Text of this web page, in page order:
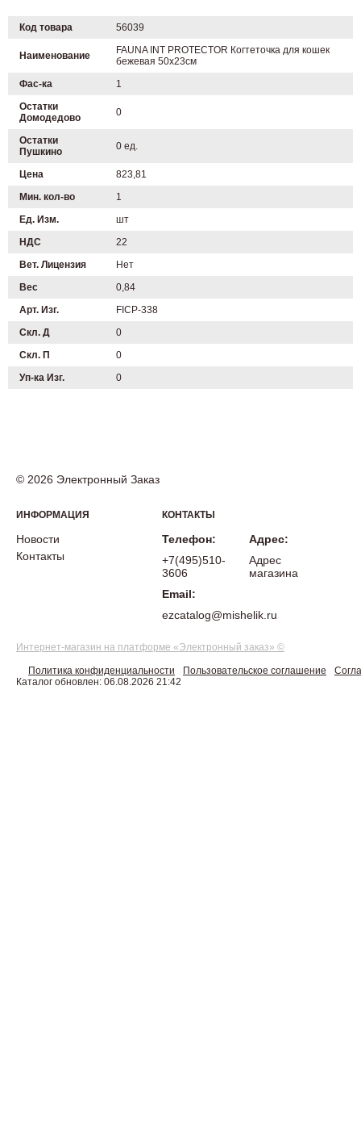
Код товара 56039
Наименование
FAUNA INT PROTECTOR Когтеточка для кошек
бежевая 50х23см
Фас-ка
1
Остатки
Домодедово
0
Остатки
Пушкино
0 ед.
Цена
823,81
Мин. кол-во
1
Ед. Изм.
шт
НДС
22
Вет. Лицензия
Нет
Вес
0,84
Арт. Изг.
FICP-338
Скл. Д
0
Скл. П
0
Уп-ка Изг.
0
© 2026 Электронный Заказ
ИНФОРМАЦИЯ
Новости
Контакты
КОНТАКТЫ
Телефон:
+7(495)510-
3606
Email:
ezcatalog@mishelik.ru
Адрес:
Адрес
магазина
Интернет-магазин на платформе «Электронный заказ» ©
Политика конфиденциальности Пользовательское соглашение
Каталог обновлен: 06.08.2026 21:42